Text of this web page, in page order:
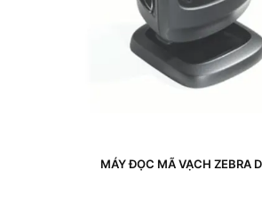
MÁY ĐỌC MÃ VẠCH ZEBRA